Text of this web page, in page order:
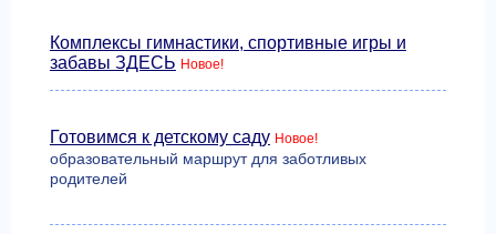
Комплексы гимнастики, спортивные игры и
забавы ЗДЕСЬ Новое!
Готовимся к детскому саду Новое!
образовательный маршрут для заботливых
родителей